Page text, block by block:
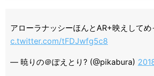
アローラナッシーほんとAR+映えしてめ
c.twitter.com/tFDJwfg5c8
— 暁りの＠ぽえとり? (@pikabura)